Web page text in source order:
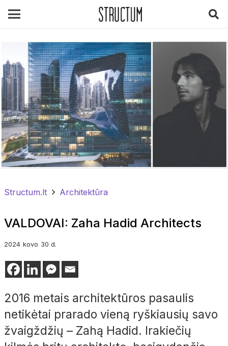
Structum.lt Architektūra
VALDOVAI: Zaha Hadid Architects
2024 kovo 30 d.
2016 metais architektūros pasaulis
netikėtai prarado vieną ryškiausių savo
žvaigždžių – Zahą Hadid. Irakiečių